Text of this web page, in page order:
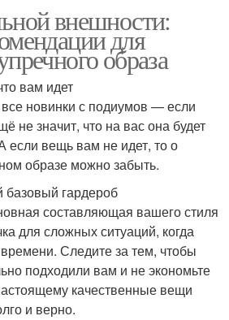
внешности:
для
образа
вам идет
новинки с подиумов — если
не значит, что на вас она будет
если вещь вам не идет, то о
образе можно забыть.
гардероб
составляющая вашего стиля
для сложных ситуаций, когда
Следите за тем, чтобы
подходили вам и не экономьте
качественные вещи
и верно.